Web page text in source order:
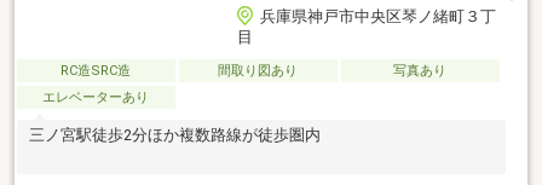
兵庫県神戸市中央区琴ノ緒町３丁
目
RC造SRC造 間取り図あり
写真あり
エレベーターあり
三ノ宮駅徒歩2分ほか複数路線が徒歩圏内